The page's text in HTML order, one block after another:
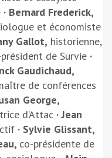
· Bernard Frederick,
et économiste
Gallot, historienne,
de Survie ·
Gaudichaud,
de conférences
George,
d’Attac · Jean
· Sylvie Glissant,
co-présidente de